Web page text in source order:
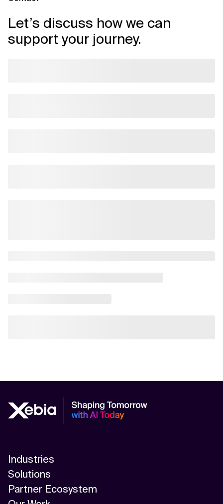
Let’s discuss how we can
support your journey.
Industries
Solutions
Partner Ecosystem